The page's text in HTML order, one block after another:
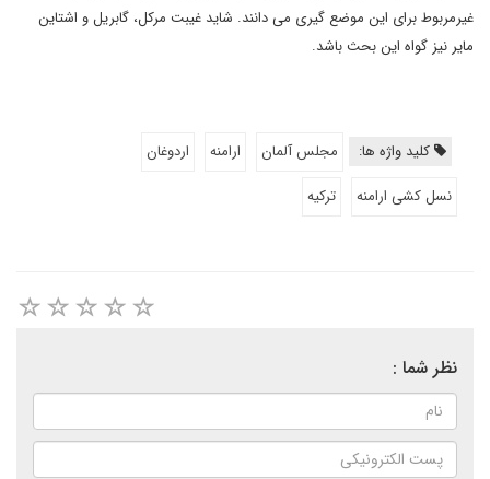
غیرمربوط برای این موضع گیری می دانند. شاید غیبت مرکل، گابریل و اشتاین
مایر نیز گواه این بحث باشد.
کلید واژه ها: مجلس آلمان ارامنه
اردوغان
نسل کشی ارامنه
ترکیه
نظر شما :